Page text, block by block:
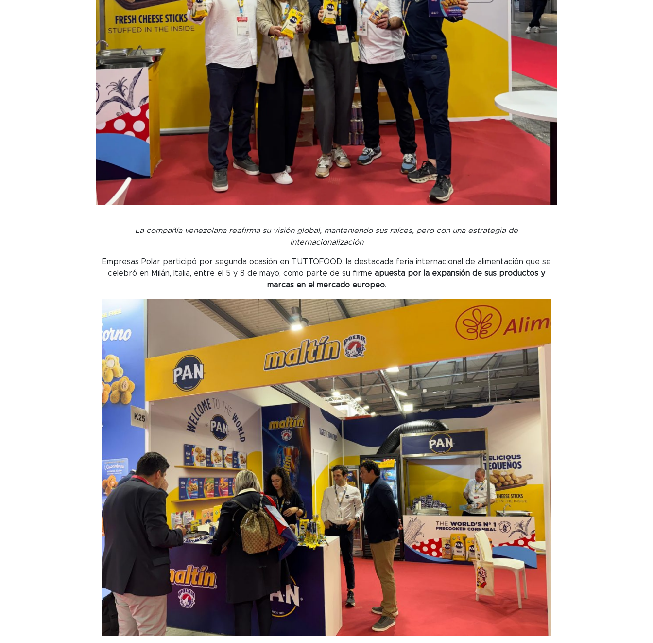
La compañía venezolana reafirma su visión global, manteniendo sus raíces, pero con una estrategia de
internacionalización
Empresas Polar participó por segunda ocasión en TUTTOFOOD, la destacada feria internacional de alimentación que se
celebró en Milán, Italia, entre el 5 y 8 de mayo, como parte de su firme apuesta por la expansión de sus productos y
marcas en el mercado europeo.